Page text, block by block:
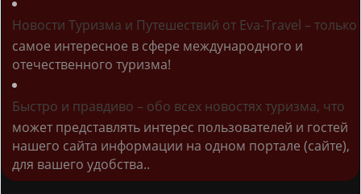
Новости Туризма и Путешествий от Eva-Travel – только
самое интересное в сфере международного и
отечественного туризма!
Быстро и правдиво – обо всех новостях туризма, что
может представлять интерес пользователей и гостей
нашего сайта информации на одном портале (сайте),
для вашего удобства..